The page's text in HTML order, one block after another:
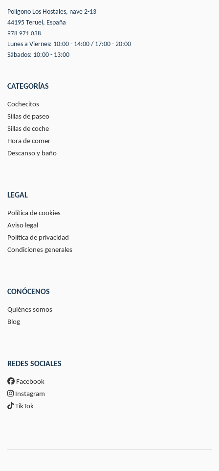
Polígono Los Hostales, nave 2-13
44195 Teruel, España
978 971 038
Lunes a Viernes: 10:00 - 14:00 / 17:00 - 20:00
Sábados: 10:00 - 13:00
CATEGORÍAS
Cochecitos
Sillas de paseo
Sillas de coche
Hora de comer
Descanso y baño
LEGAL
Política de cookies
Aviso legal
Política de privacidad
Condiciones generales
CONÓCENOS
Quiénes somos
Blog
REDES SOCIALES
Facebook
Instagram
TikTok